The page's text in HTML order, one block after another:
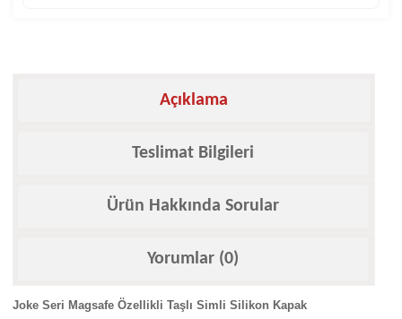
Açıklama
Teslimat Bilgileri
Ürün Hakkında Sorular
Yorumlar (0)
Joke Seri Magsafe Özellikli Taşlı Simli Silikon Kapak